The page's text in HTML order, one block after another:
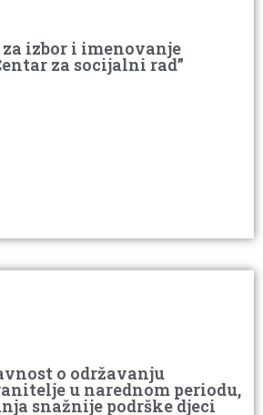
izbor i imenovanje
za socijalni rad”
o održavanju
u narednom periodu,
snažnije podrške djeci